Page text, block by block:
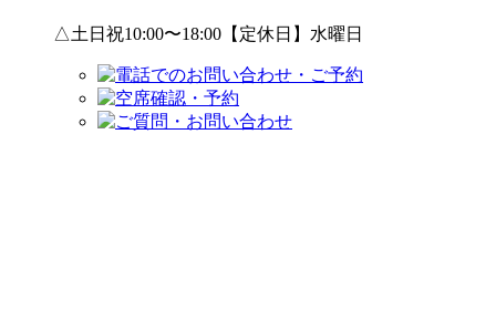
△土日祝10:00〜18:00【定休日】水曜日